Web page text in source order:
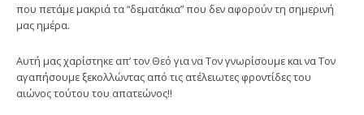
που πετάμε μακριά τα “δεματάκια” που δεν αφορούν τη σημερινή
μας ημέρα.
Αυτή μας χαρίστηκε απ’ τον Θεό για να Τον γνωρίσουμε και να Τον
αγαπήσουμε ξεκολλώντας από τις ατέλειωτες φροντίδες του
αιώνος τούτου του απατεώνος!!